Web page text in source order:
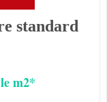
standard
m2*